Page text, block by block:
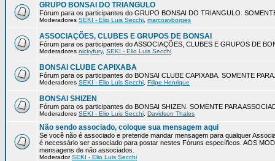
GRUPO BONSAI DO TRIANGULO
Fórum para os participantes do GRUPO BONSAI DO TRIANGULO.
Moderadores SEKI - Elio Luis Secchi marcoavborges
ASSOCIAÇÕES, CLUBES E GRUPOS DE BONSAI
Fórum para os participantes do ASSOCIAÇÕES, CLUBES E GRUPOS DE
Moderadores nickyfury, SEKI - Elio Luis Secchi
BONSAI CLUBE CAPIXABA
Fórum para os participantes do BONSAI CLUBE CAPIXABA. SOMENTE
Moderadores SEKI - Elio Luis Secchi Filipe Henrique
BONSAI SHIZEN
Fórum para os participantes do BONSAI SHIZEN. SOMENTE PARA
Moderadores SEKI - Elio Luis Secchi Davidson Thales
Não sendo associado, coloque sua mensagem aqui
Se você não é associado e pretende mandar mensagem para qualquer
é necessário ser associado para postar nestes Fóruns específicos. AOS
mensagens de não associados.
ModeradorSEKI - Elio Luis Secchi